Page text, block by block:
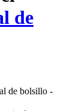
de
de bolsillo -